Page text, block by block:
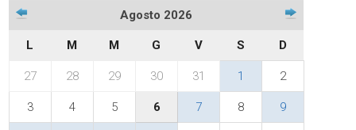
Agosto 2026
L M M G V S D
27 28 29 30 31 1 2
3 4 5 6 7 8 9